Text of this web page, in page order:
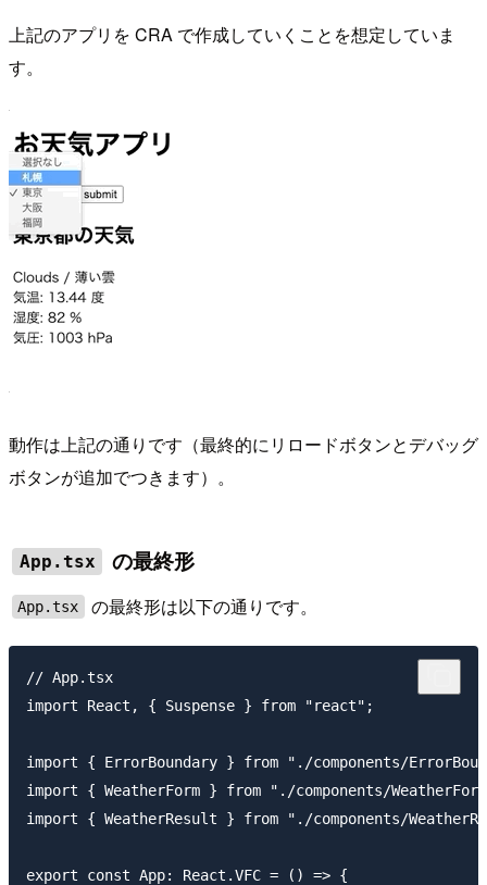
上記のアプリを CRA で作成していくことを想定していま
す。
動作は上記の通りです（最終的にリロードボタンとデバッグ
ボタンが追加でつきます）。
App.tsx の最終形
App.tsx の最終形は以下の通りです。
// App.tsx
import React, { Suspense } from "react";
import { ErrorBoundary } from "./components/
import { WeatherForm } from "./components/
import { WeatherResult } from "./components/
export const App: React.VFC = () => {